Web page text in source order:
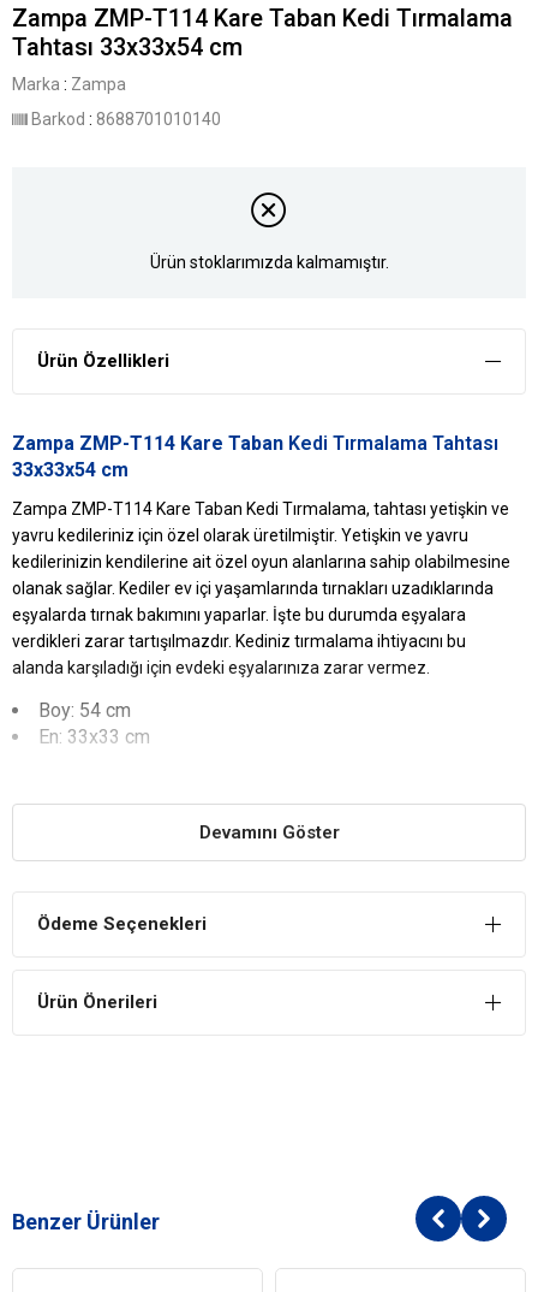
Zampa ZMP-T114 Kare Taban Kedi Tırmalama
Tahtası 33x33x54 cm
Marka : Zampa
Barkod : 8688701010140
Ürün stoklarımızda kalmamıştır.
Ürün Özellikleri
Zampa ZMP-T114 Kare Taban Kedi Tırmalama Tahtası
33x33x54 cm
Zampa ZMP-T114 Kare Taban Kedi Tırmalama, tahtası yetişkin ve
yavru kedileriniz için özel olarak üretilmiştir. Yetişkin ve yavru
kedilerinizin kendilerine ait özel oyun alanlarına sahip olabilmesine
olanak sağlar. Kediler ev içi yaşamlarında tırnakları uzadıklarında
eşyalarda tırnak bakımını yaparlar. İşte bu durumda eşyalara
verdikleri zarar tartışılmazdır. Kediniz tırmalama ihtiyacını bu
alanda karşıladığı için evdeki eşyalarınıza zarar vermez.
Boy: 54 cm
En: 33x33 cm
Yararları
Kaliteli Ürünlerden Üretilmiştir
önemli özellik de, tırmalama ipinin kalitesidir.
vakit geçirir.
Devamını Göster
Ödeme Seçenekleri
Ürün Önerileri
Benzer Ürünler